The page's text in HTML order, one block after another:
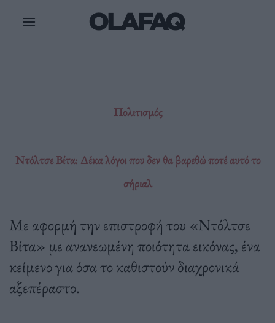
Πολιτισμός
Ντόλτσε Βίτα: Δέκα λόγοι που δεν θα βαρεθώ ποτέ αυτό το
σήριαλ
Με αφορμή την επιστροφή του «Ντόλτσε
Βίτα» με ανανεωμένη ποιότητα εικόνας, ένα
κείμενο για όσα το καθιστούν διαχρονικά
αξεπέραστο.